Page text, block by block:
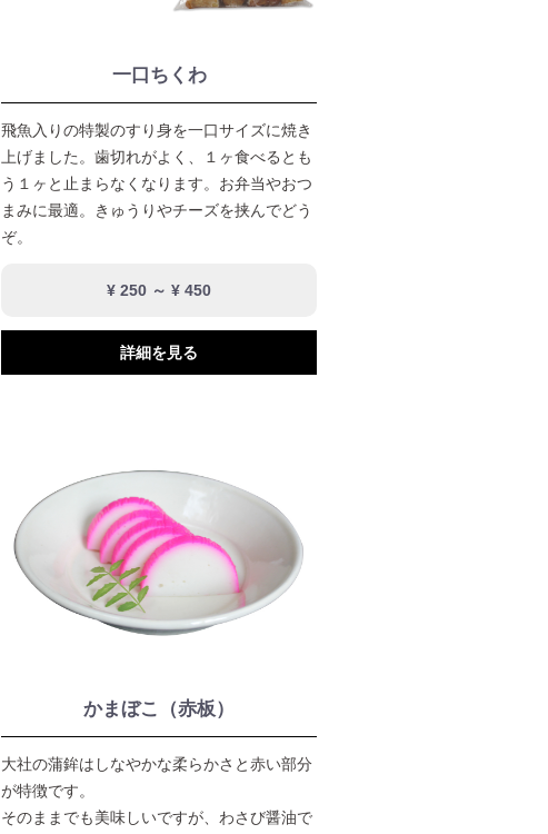
一口ちくわ
飛魚入りの特製のすり身を一口サイズに焼き
上げました。歯切れがよく、１ヶ食べるとも
う１ヶと止まらなくなります。お弁当やおつ
まみに最適。きゅうりやチーズを挟んでどう
ぞ。
¥ 250 ～ ¥ 450
詳細を見る
かまぼこ（赤板）
大社の蒲鉾はしなやかな柔らかさと赤い部分
が特徴です。
そのままでも美味しいですが、わさび醤油で